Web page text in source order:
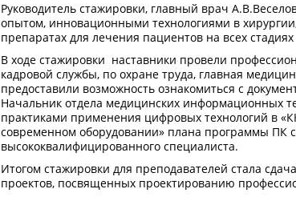
Руководитель стажировки, главный врач
опытом, инновационными технологиями в
препаратах для лечения пациентов на всех
В ходе стажировки наставники провели
кадровой службы, по охране труда, главная
предоставили возможность ознакомиться с
Начальник отдела медицинских информационных
практиками применения цифровых технологий в
современном оборудовании» плана программы ПК
высококвалифицированного специалиста.
Итогом стажировки для преподавателей стала
проектов, посвященных проектированию